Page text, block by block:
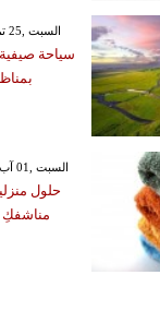
GMT 09:57 2026 السبت ,25 تموز / يوليو
سياحة صيفية
GMT 12:35 2026 السبت ,01 آب / أغسطس
حلول